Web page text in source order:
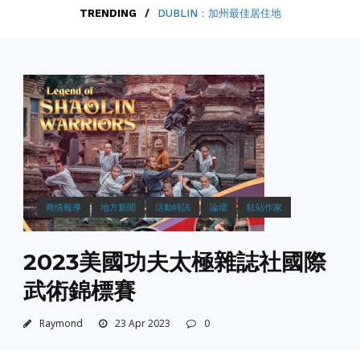
TRENDING / DUBLIN：加州最佳居住地
商情報導 地方新聞 活動特訊 論壇 駐站作家
2023美國功夫太極雜誌社國際
武術錦標賽
Raymond 23 Apr 2023 0